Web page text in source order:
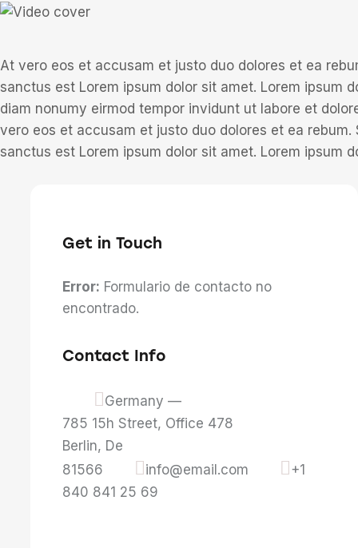
At vero eos et accusam et justo duo dolores et ea
sanctus est Lorem ipsum dolor sit amet. Lorem ipsum
diam nonumy eirmod tempor invidunt ut labore et
vero eos et accusam et justo duo dolores et ea
sanctus est Lorem ipsum dolor sit amet. Lorem ipsum
Get in Touch
Error: Formulario de contacto no
encontrado.
Contact Info
Germany —
785 15h Street, Office 478
Berlin, De
81566
info@email.com
+1
840 841 25 69